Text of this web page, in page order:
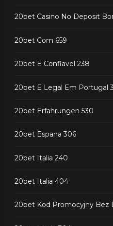
20bet Casino No Deposit
20bet Com 659
20bet E Confiavel 238
20bet E Legal Em Portugal
20bet Erfahrungen 530
20bet Espana 306
20bet Italia 240
20bet Italia 404
20bet Kod Promocyjny Bez